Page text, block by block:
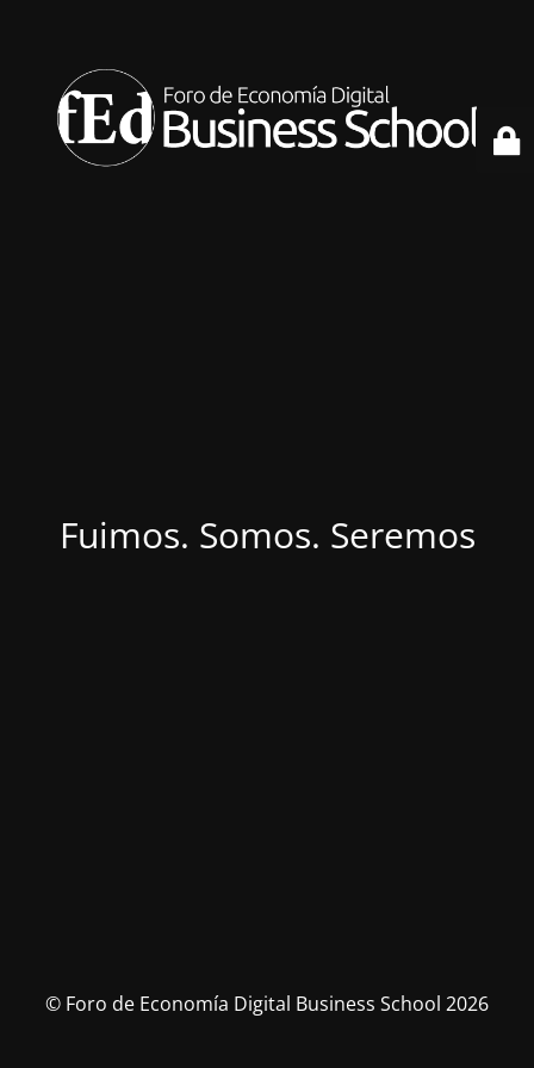
Fuimos. Somos. Seremos
© Foro de Economía Digital Business School 2026